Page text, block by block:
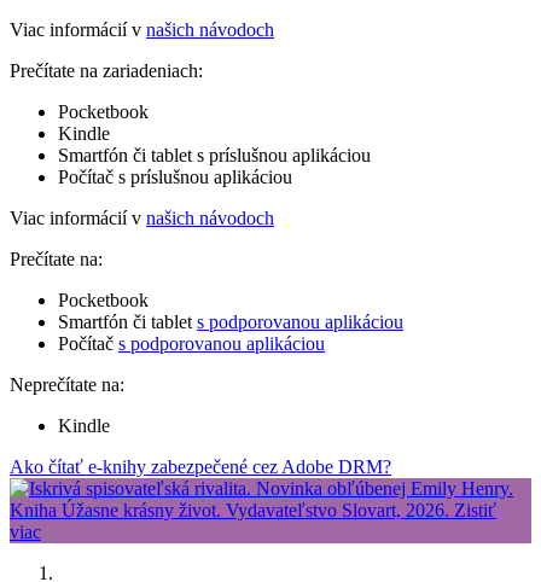
Viac informácií v našich návodoch
Prečítate na zariadeniach:
Pocketbook
Kindle
Smartfón či tablet s príslušnou aplikáciou
Počítač s príslušnou aplikáciou
Viac informácií v našich návodoch
Prečítate na:
Pocketbook
Smartfón či tablet s podporovanou aplikáciou
Počítač s podporovanou aplikáciou
Neprečítate na:
Kindle
Ako čítať e-knihy zabezpečené cez Adobe DRM?